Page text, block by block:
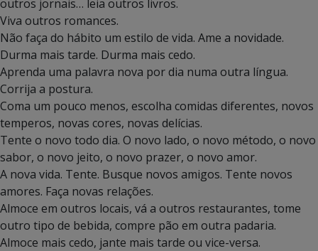
outros jornais… leia outros livros.
Viva outros romances.
Não faça do hábito um estilo de vida. Ame a novidade.
Durma mais tarde. Durma mais cedo.
Aprenda uma palavra nova por dia numa outra língua.
Corrija a postura.
Coma um pouco menos, escolha comidas diferentes, novos
temperos, novas cores, novas delícias.
Tente o novo todo dia. O novo lado, o novo método, o novo
sabor, o novo jeito, o novo prazer, o novo amor.
A nova vida. Tente. Busque novos amigos. Tente novos
amores. Faça novas relações.
Almoce em outros locais, vá a outros restaurantes, tome
outro tipo de bebida, compre pão em outra padaria.
Almoce mais cedo, jante mais tarde ou vice-versa.